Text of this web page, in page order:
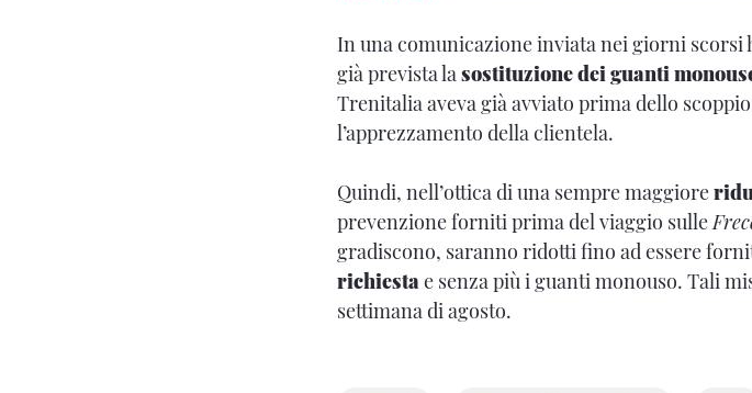
In una comunicazione inviata nei giorni scorsi
già prevista lasostituzione dei guanti
Trenitalia aveva già avviato prima dello
l’apprezzamento della clientela.
Quindi, nell’ottica di una sempre maggiore
prevenzione forniti prima del viaggio sulle
gradiscono, saranno ridotti fino ad essere
richiestae senza più i guanti monouso. Tali
settimana di agosto.